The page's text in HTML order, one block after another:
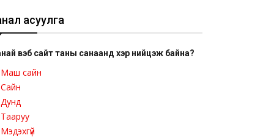
асуулга
вэб сайт таны санаанд хэр нийцэж байна?
Маш сайн
Сайн
Дунд
Тааруу
Мэдэхгүй